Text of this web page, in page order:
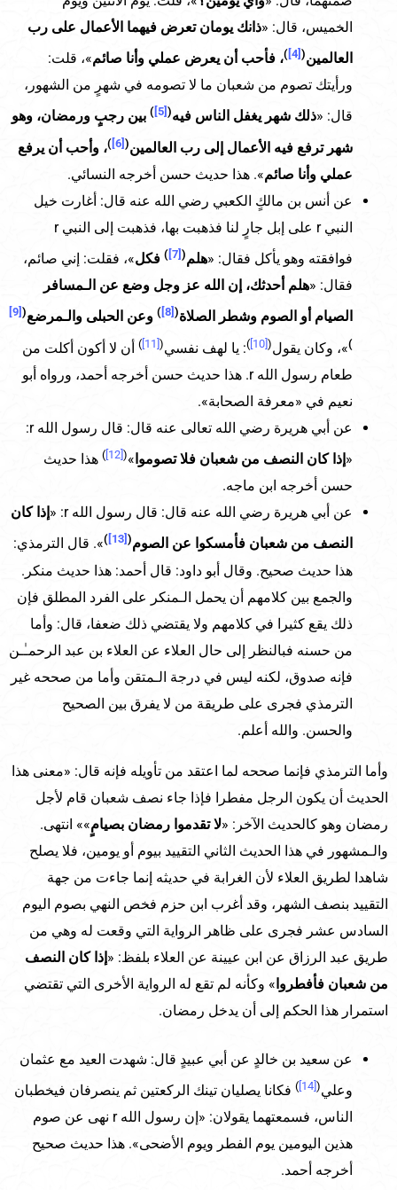
الخميس، قال: «ذانك يومان تعرض فيهما الأعمال على رب
العالمين(
[4]
)، فأحب أن يعرض عملي وأنا صائم»، قلت:
ورأيتك تصوم من شعبان ما لا تصومه في شهرٍ من الشهور،
قال: «ذلك شهر يغفل الناس فيه(
[5]
) بين رجبٍ ورمضان، وهو
شهر ترفع فيه الأعمال إلى رب العالمين(
[6]
)، وأحب أن يرفع
عملي وأنا صائم». هذا حديث حسن أخرجه النسائي.
عن أنس بن مالكٍ الكعبي رضي الله عنه قال: أغارت خيل
النبي r على إبل جارٍ لنا فذهبت بها، فذهبت إلى النبي r
فوافقته وهو يأكل فقال: «هلم(
[7]
) فكل»، فقلت: إني صائم،
فقال: «هلم أحدثك، إن الله عز وجل وضع عن الـمسافر
الصيام أو الصوم وشطر الصلاة(
[8]
) وعن الحبلى والـمرضع(
[9]
)»، وكان يقول(
[10]
): يا لهف نفسي(
[11]
) أن لا أكون أكلت من
طعام رسول الله r. هذا حديث حسن أخرجه أحمد، ورواه أبو
نعيم في «معرفة الصحابة».
عن أبي هريرة رضي الله تعالى عنه قال: قال رسول الله r:
«إذا كان النصف من شعبان فلا تصوموا »
(
) هذا حديث
حسن أخرجه ابن ماجه.
عن أبي هريرة رضي الله عنه قال: قال رسول الله r: «
إذا كان
النصف من شعبان فأمسكوا عن الصوم(
[13]
)». قال الترمذي:
هذا حديث صحيح. وقال أبو داود: قال أحمد: هذا حديث منكر.
والجمع بين كلامهم أن يحمل الـمنكر على الفرد المطلق فإن
ذلك يقع كثيرا في كلامهم ولا يقتضي ذلك ضعفا، قال: وأما
من حسنه فبالنظر إلى حال العلاء عن العلاء بن عبد الرحمـٰـن
فإنه صدوق، لكنه ليس في درجة الـمتقن وأما من صححه غير
الترمذي فجرى على طريقة من لا يفرق بين الصحيح
والحسن. والله أعلم.
وأما الترمذي فإنما صححه لما اعتقد من تأويله فإنه قال: «معنى هذا
الحديث أن يكون الرجل مفطرا فإذا جاء نصف شعبان قام لأجل
رمضان وهو كالحديث الآخر: «لا تقدموا رمضان بصيامٍ»» انتهى.
والـمشهور في هذا الحديث الثاني التقييد بيوم أو يومين، فلا يصلح
شاهدا لطريق العلاء لأن الغرابة في حديثه إنما جاءت من جهة
التقييد بنصف الشهر، وقد أغرب ابن حزم فخص النهي بصوم اليوم
السادس عشر فجرى على ظاهر الرواية التي وقعت له وهي من
طريق عبد الرزاق عن ابن عيينة عن العلاء بلفظ: «إذا كان النصف
من شعبان فأفطروا» وكأنه لم تقع له الرواية الأخرى التي تقتضي
استمرار هذا الحكم إلى أن يدخل رمضان.
عن سعيد بن خالدٍ عن أبي عبيدٍ قال: شهدت العيد مع عثمان
وعلي(
[14]
) فكانا يصليان تينك الركعتين ثم ينصرفان فيخطبان
الناس، فسمعتهما يقولان: «إن رسول الله r نهى عن صوم
هذين اليومين يوم الفطر ويوم الأضحى». هذا حديث صحيح
أخرجه أحمد.